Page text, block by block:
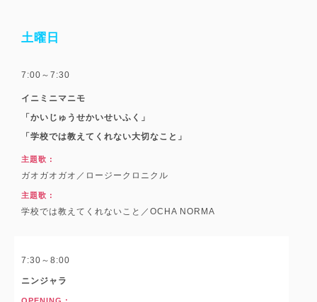
土曜日
7:00～7:30
イニミニマニモ
「かいじゅうせかいせいふく」
「学校では教えてくれない大切なこと」
主題歌 :
ガオガオガオ／ロージークロニクル
主題歌 :
学校では教えてくれないこと／OCHA NORMA
7:30～8:00
ニンジャラ